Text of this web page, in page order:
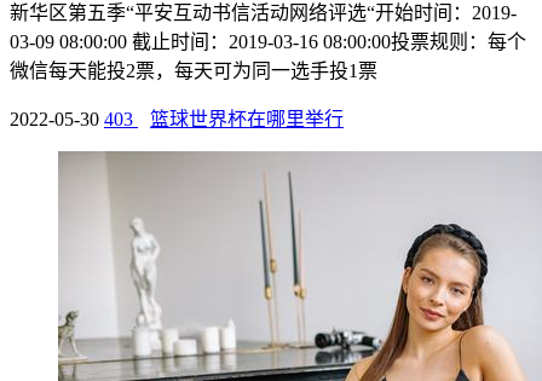
新华区第五季“平安互动书信活动网络评选“开始时间：2019-
03-09 08:00:00 截止时间：2019-03-16 08:00:00投票规则：每个
微信每天能投2票，每天可为同一选手投1票
2022-05-30 403 篮球世界杯在哪里举行